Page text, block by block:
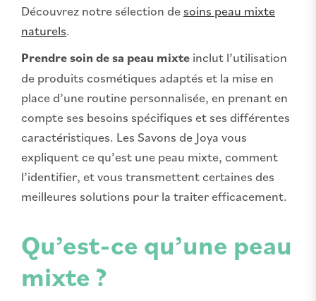
Découvrez notre sélection desoins peau mixte
naturels.
Prendre soin de sa peau mixte inclut l’utilisation
de produits cosmétiques adaptés et la mise en
place d’une routine personnalisée, en prenant en
compte ses besoins spécifiques et ses différentes
caractéristiques. Les Savons de Joya vous
expliquent ce qu’est une peau mixte, comment
l’identifier, et vous transmettent certaines des
meilleures solutions pour la traiter efficacement.
Qu’est-ce qu’une peau
mixte ?